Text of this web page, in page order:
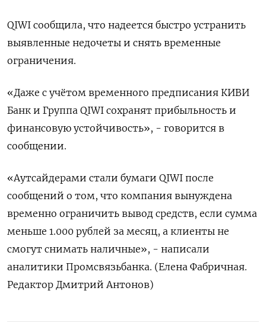
QIWI сообщила, что надеется быстро устранить
выявленные недочеты и снять временные
ограничения.
«Даже с учётом временного предписания КИВИ
Банк и Группа QIWI сохранят прибыльность и
финансовую устойчивость», - говорится в
сообщении.
«Аутсайдерами стали бумаги QIWI после
сообщений о том, что компания вынуждена
временно ограничить вывод средств, если сумма
меньше 1.000 рублей за месяц, а клиенты не
смогут снимать наличные», - написали
аналитики Промсвязьбанка. (Елена Фабричная.
Редактор Дмитрий Антонов)